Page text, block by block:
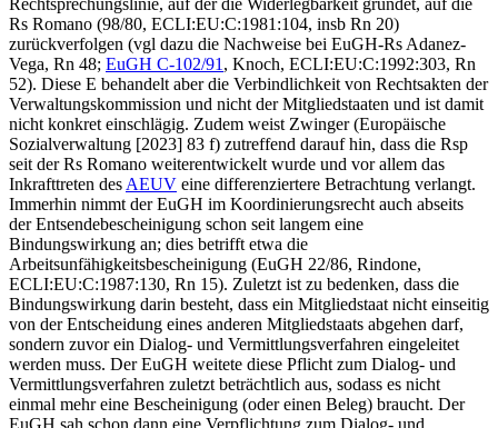
Rechtsprechungslinie, auf der die Widerlegbarkeit gründet, auf die
Rs Romano (98/80, ECLI:EU:C:1981:104, insb Rn 20)
zurückverfolgen (vgl dazu die Nachweise bei EuGH-Rs Adanez-
Vega, Rn 48; EuGH C-102/91 , Knoch, ECLI:EU:C:1992:303, Rn
52). Diese E behandelt aber die Verbindlichkeit von Rechtsakten der
Verwaltungskommission und nicht der Mitgliedstaaten und ist damit
nicht konkret einschlägig. Zudem weist Zwinger(Europäische
Sozialverwaltung [2023] 83 f) zutreffend darauf hin, dass die Rsp
seit der Rs Romano weiterentwickelt wurde und vor allem das
Inkrafttreten des AEUV eine differenziertere Betrachtung verlangt.
Immerhin nimmt der EuGH im Koordinierungsrecht auch abseits
der Entsendebescheinigung schon seit langem eine
Bindungswirkung an; dies betrifft etwa die
Arbeitsunfähigkeitsbescheinigung (EuGH 22/86, Rindone,
ECLI:EU:C:1987:130, Rn 15). Zuletzt ist zu bedenken, dass die
Bindungswirkung darin besteht, dass ein Mitgliedstaat nicht einseitig
von der Entscheidung eines anderen Mitgliedstaats abgehen darf,
sondern zuvor ein Dialog- und Vermittlungsverfahren eingeleitet
werden muss. Der EuGH weitete diese Pflicht zum Dialog- und
Vermittlungsverfahren zuletzt beträchtlich aus, sodass es nicht
einmal mehr eine Bescheinigung (oder einen Beleg) braucht. Der